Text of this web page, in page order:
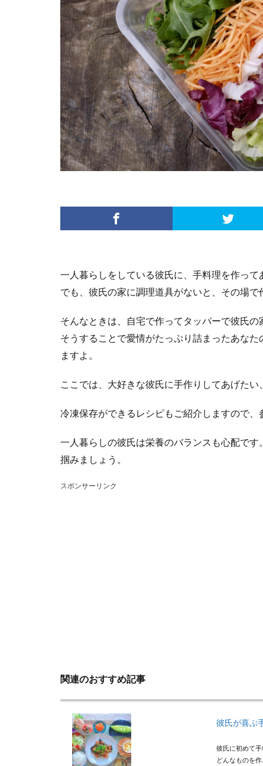
一人暮らしをしている彼氏に、手料理を作って
でも、彼氏の家に調理道具がないと、その場で
そんなときは、自宅で作ってタッパーで彼氏の
そうすることで愛情がたっぷり詰まったあな
ますよ。
ここでは、大好きな彼氏に手作りしてあげた
冷凍保存ができるレシピもご紹介しますので、
一人暮らしの彼氏は栄養のバランスも心配で
掴みましょう。
スポンサーリンク
関連のおすすめ記事
彼氏が喜ぶ
彼氏に初めて
どんなものを作...